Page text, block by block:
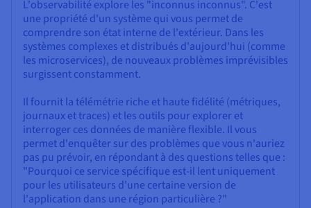
L'observabilité explore les "inconnus inconnus". C'est
une propriété d'un système qui vous permet de
comprendre son état interne de l'extérieur. Dans les
systèmes complexes et distribués d'aujourd'hui (comme
les microservices), de nouveaux problèmes imprévisibles
surgissent constamment.
Il fournit la télémétrie riche et haute fidélité (métriques,
journaux et traces) et les outils pour explorer et
interroger ces données de manière flexible. Il vous
permet d'enquêter sur des problèmes que vous n'auriez
pas pu prévoir, en répondant à des questions telles que :
"Pourquoi ce service spécifique est-il lent uniquement
pour les utilisateurs d'une certaine version de
l'application dans une région particulière ?"